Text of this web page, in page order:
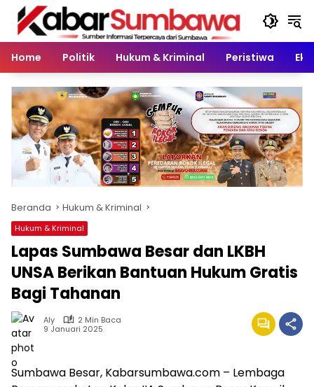
Langsung
konten
Home
Politik Hukum & Kriminal Peristiwa
Beranda Hukum & Kriminal
Hukum & Kriminal
Lapas Sumbawa Besar dan LKBH
UNSA Berikan Bantuan Hukum Gratis
Bagi Tahanan
Aly
2 Min Baca
9 Januari 2025
Sumbawa Besar, Kabarsumbawa.com – Lembaga